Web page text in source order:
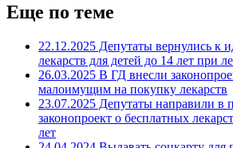
Еще по теме
22.12.2025 Депутаты вернулись к
лекарств для детей до 14 лет при
26.03.2025 В ГД внесли
малоимущим на покупку лекарств
23.07.2025 Депутаты направили в
законопроект о бесплатных
лет